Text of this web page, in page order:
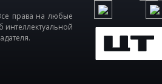
права на любые